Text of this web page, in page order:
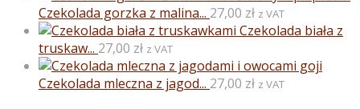
Czekolada gorzka z malina... 27,00 zł z VAT
Czekolada biała z
truskaw... 27,00 zł z VAT
Czekolada mleczna z jagod... 27,00 zł z VAT